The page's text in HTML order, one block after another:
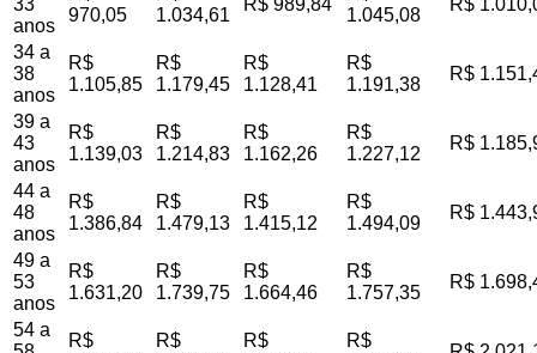
33
anos
970,05
1.034,61
R$ 989,84
1.045,08
R$
34 a
38
anos
R$
1.105,85
R$
1.179,45
R$
1.128,41
R$
1.191,38
R$
39 a
43
anos
R$
1.139,03
R$
1.214,83
R$
1.162,26
R$
1.227,12
R$
44 a
48
anos
R$
1.386,84
R$
1.479,13
R$
1.415,12
R$
1.494,09
R$
49 a
53
anos
R$
1.631,20
R$
1.739,75
R$
1.664,46
R$
1.757,35
R$
54 a
R$
R$
R$
R$